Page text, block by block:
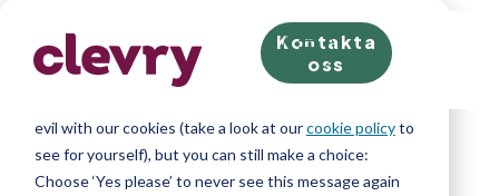
We know right? These cookie pop-ups can really ruin
your visit, so we’ll make this quick. This website does
evil with our cookies (take a look at ourcookie policyto
see for yourself), but you can still make a choice:
Choose ‘Yes please’ to never see this message again
Kontakta
oss